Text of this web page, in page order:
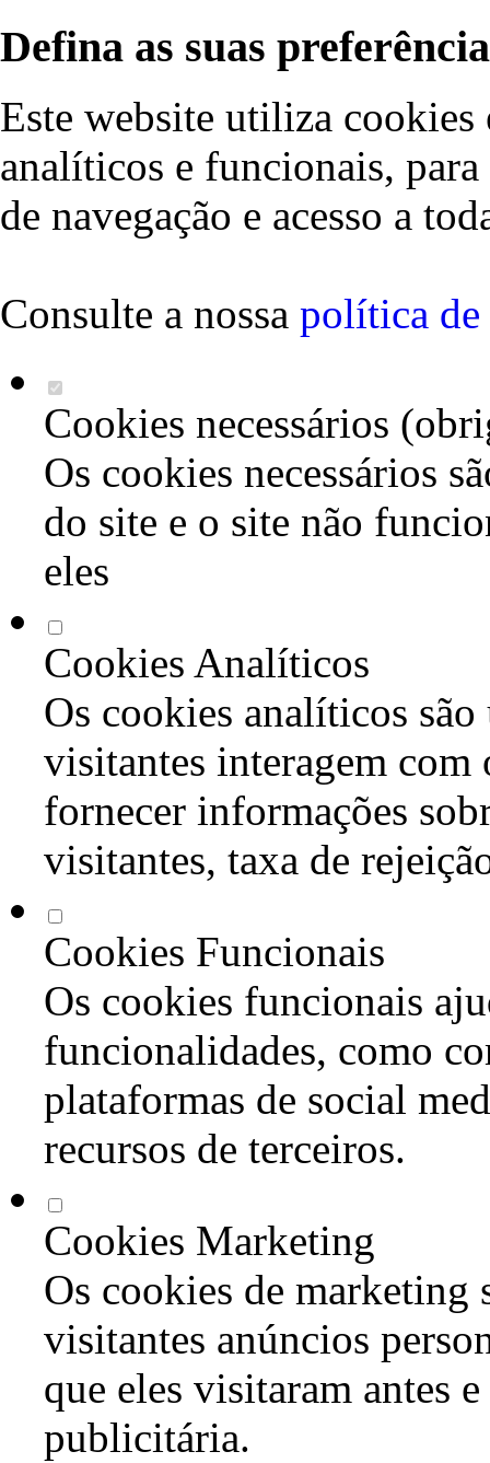
Defina as suas
Este website utiliza cookies
analíticos e funcionais,
de navegação e acesso a
Consulte a nossa política de
Cookies necessários
Os cookies necessários
do site e o site não
eles
Cookies Analíticos
Os cookies analíticos são
visitantes interagem com
fornecer informações
visitantes, taxa de
Cookies Funcionais
Os cookies funcionais
funcionalidades, como
plataformas de social
recursos de terceiros.
Cookies Marketing
Os cookies de marketing
visitantes anúncios
que eles visitaram antes
publicitária.